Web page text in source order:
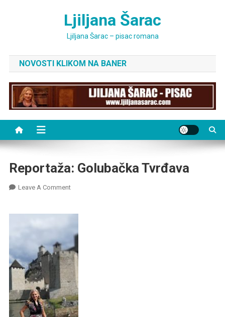
Ljiljana Šarac
Ljiljana Šarac – pisac romana
NOVOSTI KLIKOM NA BANER
Reportaža: Golubačka Tvrđava
Leave A CommentOn